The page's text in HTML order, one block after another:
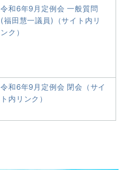
令和6年9月定例会 一般質問
(福田慧一議員)（サイト内リ
ンク）
令和6年9月定例会 閉会（サイ
ト内リンク）